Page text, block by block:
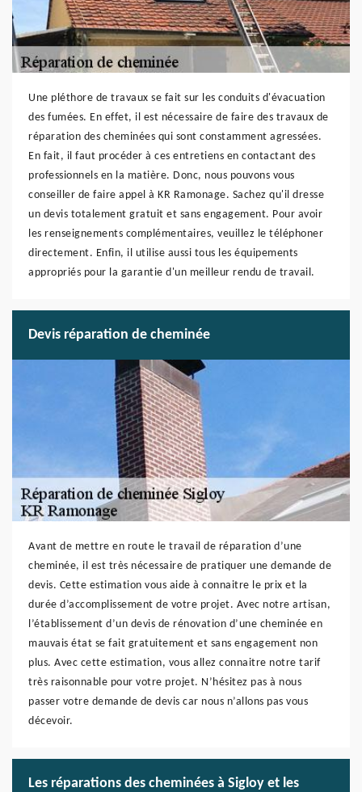
Une pléthore de travaux se fait sur les conduits d'évacuation
des fumées. En effet, il est nécessaire de faire des travaux de
réparation des cheminées qui sont constamment agressées.
En fait, il faut procéder à ces entretiens en contactant des
professionnels en la matière. Donc, nous pouvons vous
conseiller de faire appel à KR Ramonage. Sachez qu'il dresse
un devis totalement gratuit et sans engagement. Pour avoir
les renseignements complémentaires, veuillez le téléphoner
directement. Enfin, il utilise aussi tous les équipements
appropriés pour la garantie d'un meilleur rendu de travail.
Devis réparation de cheminée
Avant de mettre en route le travail de réparation d’une
cheminée, il est très nécessaire de pratiquer une demande de
devis. Cette estimation vous aide à connaitre le prix et la
durée d’accomplissement de votre projet. Avec notre artisan,
l’établissement d’un devis de rénovation d’une cheminée en
mauvais état se fait gratuitement et sans engagement non
plus. Avec cette estimation, vous allez connaitre notre tarif
très raisonnable pour votre projet. N’hésitez pas à nous
passer votre demande de devis car nous n’allons pas vous
décevoir.
Les réparations des cheminées à Sigloy et les